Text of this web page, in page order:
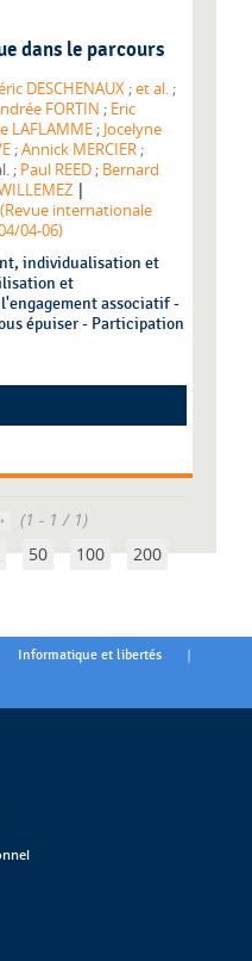
dans le parcours
DESCHENAUX ;et al. ;
FORTIN ; Eric
LAFLAMME ; Jocelyne
;Annick MERCIER ;
, réal. ; Paul REED ; Bernard
|
internationale
04-06)
individualisation et
et
associatif -
épuiser - Participation
(1 - 1 / 1)
50 100 200
Informatique et libertés |